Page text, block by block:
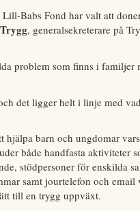
Babs Fond har valt att
, generalsekreterare på
problem som finns i familjer
det ligger helt i linje med
hjälpa barn och ungdomar
både handfasta aktiviteter
stödpersoner för enskilda
samt jourtelefon och email
till en trygg uppväxt.